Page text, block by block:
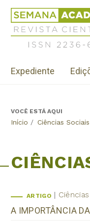
Jump
navigation
Revista
Científica
Semana
2236-
Menu
institutional
Expediente
BackVOCÊ ESTÁ AQUI
Início / Ciências
ARTIGO
A IMPORTÂNCIA